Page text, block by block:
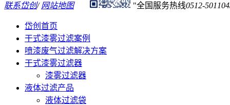
联系岱创/网站地图 全国服务热线0512-
岱创首页
干式漆雾过滤案例
喷漆废气过滤解决方案
干式漆雾过滤器
漆雾过滤器
液体过滤产品
液体过滤袋